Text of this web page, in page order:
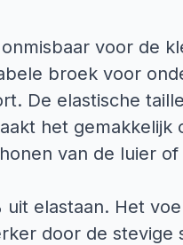
voor de
broek voor
De elastische
het gemakkelijk
van de luier
elastaan. Het
door de stevige